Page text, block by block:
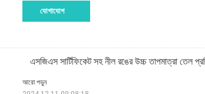
যোগাযোগ
এসজিএস সার্টিফিকেট সহ নীল রঙের উচ্চ তাপমাত্রা তেল
আরো পড়ুন